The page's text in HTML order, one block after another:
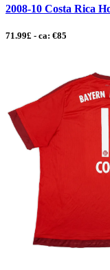
2008-10 Costa Rica
71.99£ - ca: €85